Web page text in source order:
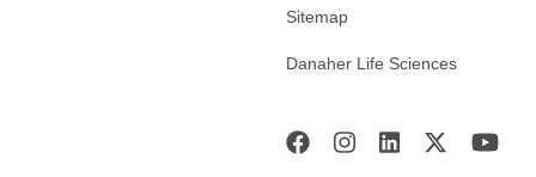
Sitemap
Danaher Life Sciences